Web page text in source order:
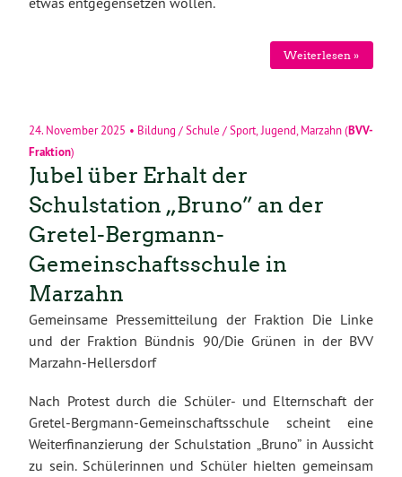
Weiterlesen »
24. November 2025 • Bildung / Schule / Sport Jugend Marzahn(BVV-
Fraktion)
Jubel über Erhalt der
Schulstation „Bruno” an der
Gretel-Bergmann-
Gemeinschaftsschule in
Marzahn
Gemeinsame Pressemitteilung der Fraktion Die Linke
und der Fraktion Bündnis 90/Die Grünen in der BVV
Marzahn-Hellersdorf
Nach Protest durch die Schüler- und Elternschaft der
Gretel-Bergmann-Gemeinschaftsschule scheint eine
Weiterfinanzierung der Schulstation „Bruno” in Aussicht
zu sein. Schülerinnen und Schüler hielten gemeinsam